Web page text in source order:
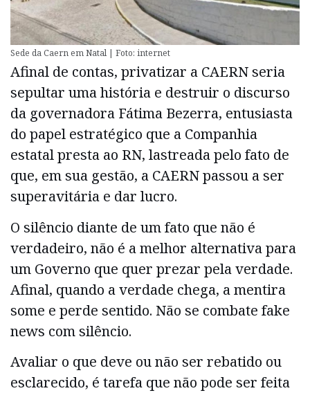
Sede da Caern em Natal | Foto: internet
Afinal de contas, privatizar a CAERN seria
sepultar uma história e destruir o discurso
da governadora Fátima Bezerra, entusiasta
do papel estratégico que a Companhia
estatal presta ao RN, lastreada pelo fato de
que, em sua gestão, a CAERN passou a ser
superavitária e dar lucro.
O silêncio diante de um fato que não é
verdadeiro, não é a melhor alternativa para
um Governo que quer prezar pela verdade.
Afinal, quando a verdade chega, a mentira
some e perde sentido. Não se combate fake
news com silêncio.
Avaliar o que deve ou não ser rebatido ou
esclarecido, é tarefa que não pode ser feita